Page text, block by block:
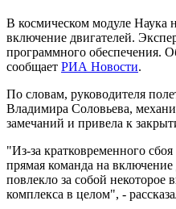
В космическом модуле
включение двигателей.
программного обеспечения.
сообщает РИА Новости.
По словам, руководителя
Владимира Соловьева,
замечаний и привела к
"Из-за кратковременного
прямая команда на
повлекло за собой некоторое
комплекса в целом", -